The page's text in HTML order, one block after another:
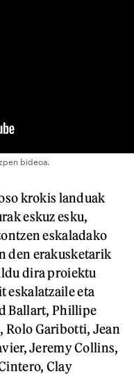
bideoa.
krokis landuak
eskuz esku,
eskaladako
den erakusketarik
dira proiektu
eskalatzaile eta
Ballart, Phillipe
Rolo Garibotti, Jean
Jeremy Collins,
Clay